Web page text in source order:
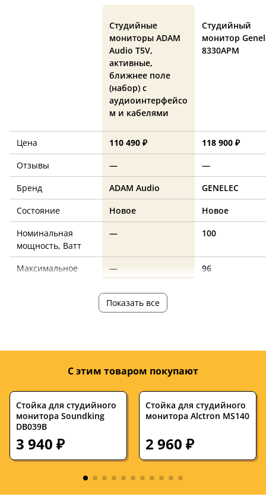
Студийные
мониторы ADAM
Audio T5V,
активные,
ближнее поле
(набор) с
аудиоинтерфейсо
м и кабелями
Студийный
монитор
8330APM
Цена 110 490 ₽
118 900 ₽
Отзывы
—
—
Бренд
ADAM Audio
GENELEC
Состояние
Новое
Новое
Номинальная
мощность, Ватт
— 100
Максимальное
— 96
—
Максимальная
— 23000
Диаметр НЧ-
динамика, дюймы
5
—
Показать все
С этим товаром покупают
Стойка для студийного
монитора Soundking
DB039B
3 940 ₽
Стойка для студийного
монитора Alctron MS140
2 960 ₽